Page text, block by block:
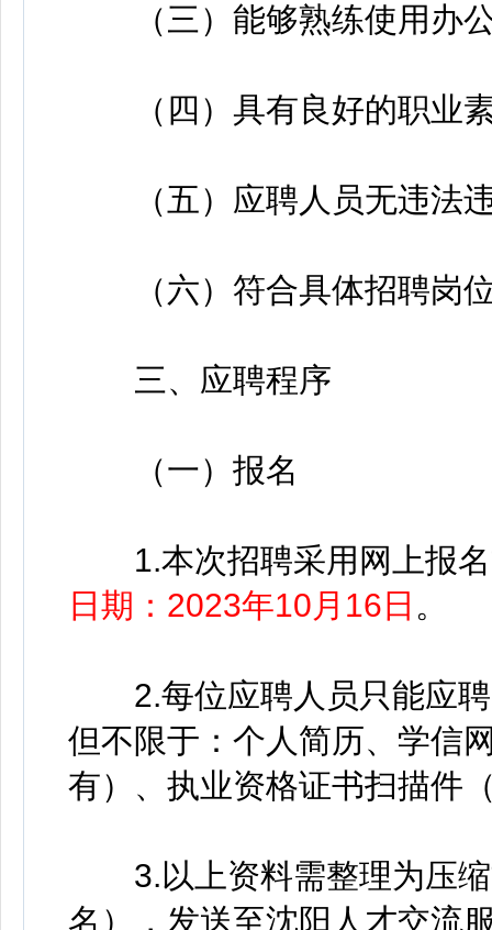
（三）能够熟练使用办公
（四）具有良好的职业素
（五）应聘人员无违法违
（六）符合具体招聘岗位
三、应聘程序
（一）报名
1.本次招聘采用网上报名
日期：2023年10月16日 。
2.每位应聘人员只能应聘
但不限于：个人简历、学信
有）、执业资格证书扫描件
3.以上资料需整理为压缩
名），发送至沈阳人才交流